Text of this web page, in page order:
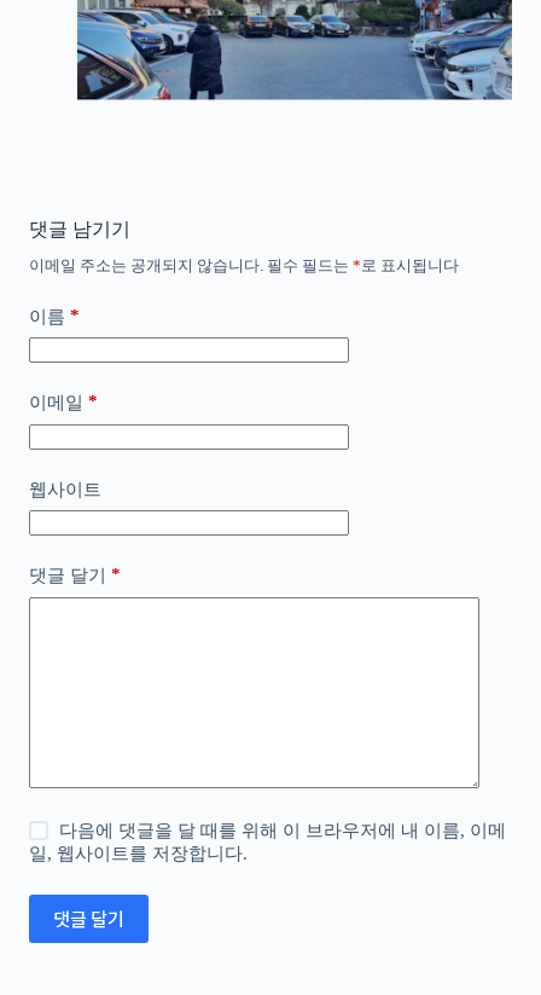
댓글 남기기
이메일 주소는 공개되지 않습니다. 필수 필드는 * 로 표시됩니다
이름 *
이메일 *
웹사이트
댓글 달기 *
다음에 댓글을 달 때를 위해 이 브라우저에 내 이름, 이메
일, 웹사이트를 저장합니다.
댓글 달기